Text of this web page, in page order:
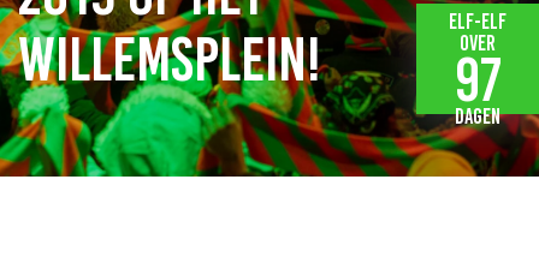
Willemsplein!
Elf-elf
over
97
dagen